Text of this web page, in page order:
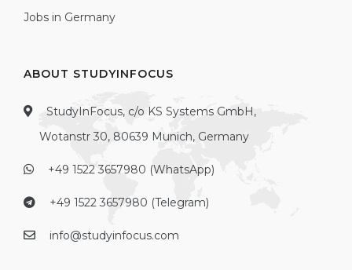
Jobs in Germany
ABOUT STUDYINFOCUS
StudyInFocus, c/o KS Systems GmbH,
Wotanstr 30, 80639 Munich, Germany
+49 1522 3657980 (WhatsApp)
+49 1522 3657980 (Telegram)
info@studyinfocus.com